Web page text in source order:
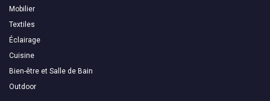
Mobilier
Textiles
Éclairage
Cuisine
Bien-être et Salle de Bain
Outdoor